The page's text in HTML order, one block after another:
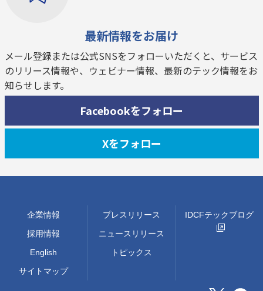
最新情報をお届け
メール登録または公式SNSをフォローいただくと、サービス
のリリース情報や、ウェビナー情報、最新のテック情報をお
知らせします。
Facebookをフォロー
Xをフォロー
企業情報
採用情報
English
サイトマップ
プレスリリース
ニュースリリース
トピックス
IDCFテックブログ